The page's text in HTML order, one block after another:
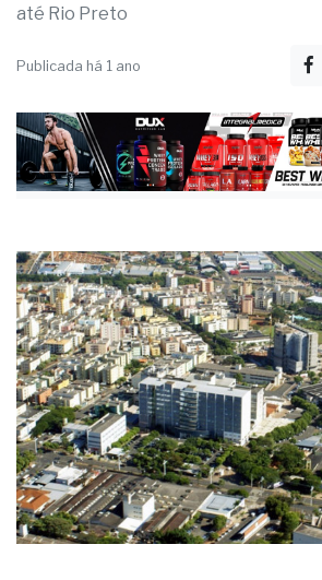
até Rio Preto
Publicada há 1 ano